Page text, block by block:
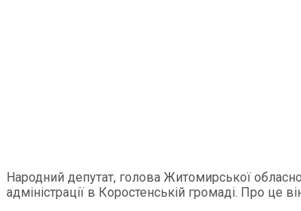
Народний депутат, голова Житомирської
адміністрації в Коростенській громаді. Про це